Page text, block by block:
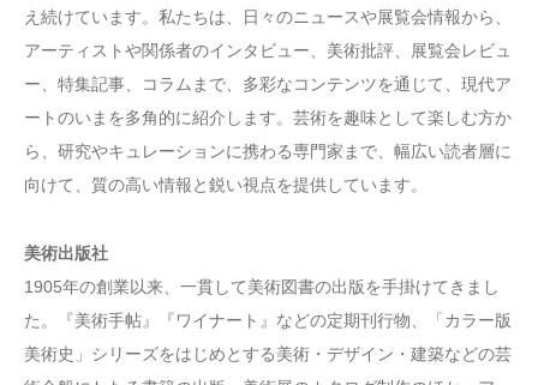
え続けています。私たちは、日々のニュースや展覧会情報から、
アーティストや関係者のインタビュー、美術批評、展覧会レビュ
ー、特集記事、コラムまで、多彩なコンテンツを通じて、現代ア
ートのいまを多角的に紹介します。芸術を趣味として楽しむ方か
ら、研究やキュレーションに携わる専門家まで、幅広い読者層に
向けて、質の高い情報と鋭い視点を提供しています。
美術出版社
1905年の創業以来、一貫して美術図書の出版を手掛けてきまし
た。『美術手帖』『ワイナート』などの定期刊行物、「カラー版
美術史」シリーズをはじめとする美術・デザイン・建築などの芸